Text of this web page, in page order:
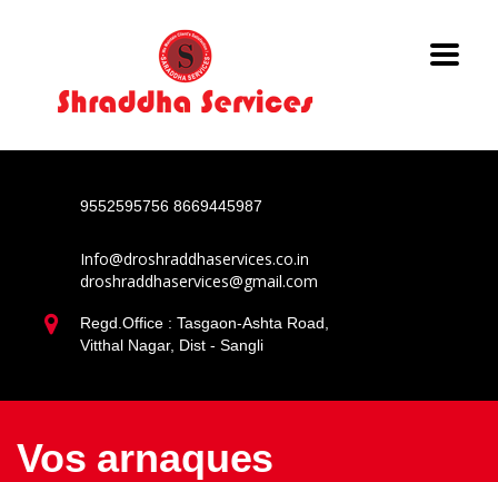
9552595756 8669445987
Info@droshraddhaservices.co.in
droshraddhaservices@gmail.com
Regd.Office : Tasgaon-Ashta Road,
Vitthal Nagar, Dist - Sangli
Vos arnaques